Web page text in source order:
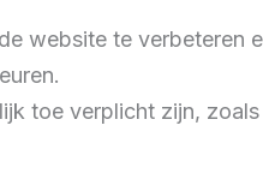
website te verbeteren
toe verplicht zijn, zoals